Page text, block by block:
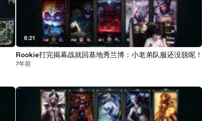
8:21
Rookie打完揭幕战就回基地秀兰博：小老弟队服还没脱呢！
7年前